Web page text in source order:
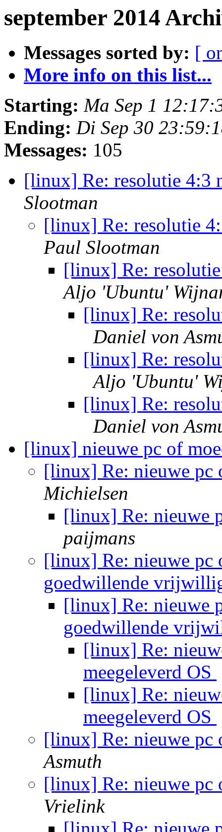
september 2014
Messages sorted by: [
More info on this list...
Starting: Ma Sep 1
Ending: Di Sep 30
Messages: 105
[linux] Re: resolutie 4:3
Slootman
[linux] Re: resolutie
Paul Slootman
[linux] Re:
Aljo 'Ubuntu'
[linux] Re:
Daniel von
[linux] Re:
Aljo 'Ubuntu'
[linux] Re:
Daniel von
[linux] nieuwe pc of
[linux] Re: nieuwe pc
Michielsen
[linux] Re: nieuwe
paijmans
[linux] Re: nieuwe pc
goedwillende
[linux] Re: nieuwe
goedwillende
[linux] Re:
meegeleverd OS
[linux] Re:
meegeleverd OS
[linux] Re: nieuwe pc
Asmuth
[linux] Re: nieuwe pc
Vrielink